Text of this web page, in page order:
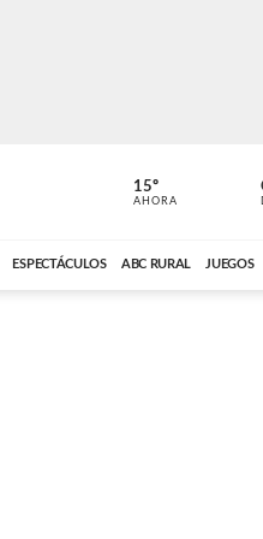
CARDINAL
ABC CARDINAL
15º
AHORA
ESPECTÁCULOS ABC RURAL JUEGOS